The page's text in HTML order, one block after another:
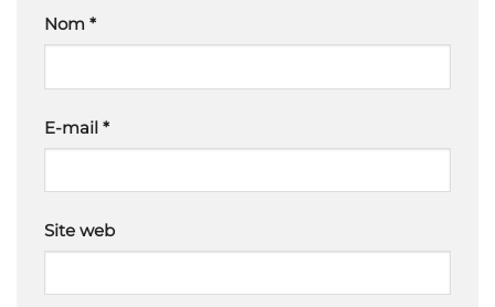
Nom *
E-mail *
Site web